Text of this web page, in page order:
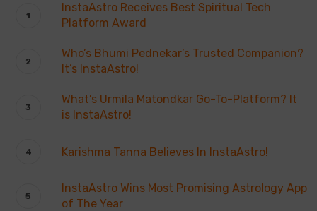
InstaAstro Receives Best Spiritual Tech
Platform Award
Who’s Bhumi Pednekar’s Trusted Companion?
It’s InstaAstro!
What’s Urmila Matondkar Go-To-Platform? It
is InstaAstro!
Karishma Tanna Believes In InstaAstro!
InstaAstro Wins Most Promising Astrology App
of The Year